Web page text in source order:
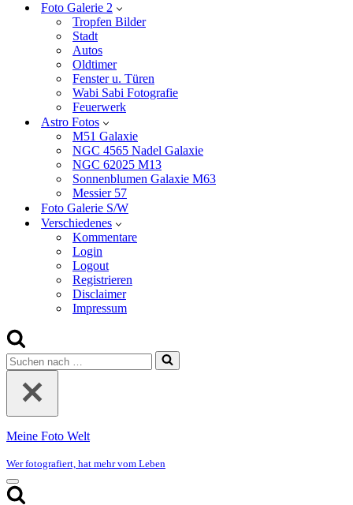
Foto Galerie 2
Tropfen Bilder
Stadt
Autos
Oldtimer
Fenster u. Türen
Wabi Sabi Fotografie
Feuerwerk
Astro Fotos
M51 Galaxie
NGC 4565 Nadel Galaxie
NGC 62025 M13
Sonnenblumen Galaxie M63
Messier 57
Foto Galerie S/W
Verschiedenes
Kommentare
Login
Logout
Registrieren
Disclaimer
Impressum
Suchen
nach …
Meine Foto Welt
Wer fotografiert, hat mehr vom Leben
Navigationsmenü